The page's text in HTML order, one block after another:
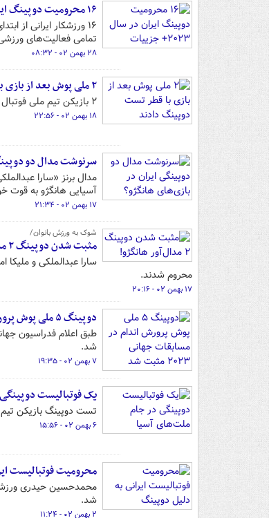
۱۶ محرومیت دوپینگ ایران در سال ۲۰۲۳+ جزییات
تمامی فعالیت‌های
۲۸ بهمن ۰۲ - ۰۸:۳۲
۲ ملی پوش بعد از بازی با قطر تست دوپینگ دادند
۲ بازیکن تیم ملی فوتبال کشورمان بعد از شکست مقابل قطر تست دوپینگ دادند.
۱۸ بهمن ۰۲ - ۲۲:۵۶
سرنوشت مدال دو
مدال برنز «سارا
آسیایی هانگژو به قوت
۱۷ بهمن ۰۲ - ۲۱:۳۴
شوک به ورزش بانوان/
مثبت شدن دوپینگ ۲ مدال‌آور هانگژو!
محروم شدند.
۱۷ بهمن ۰۲ - ۲۰:۱۶
دوپینگ ۵ ملی پوش پرورش اندام در مسابقات جهانی ۲۰۲۳ مثبت شد
شد.
۷ بهمن ۰۲ - ۱۹:۳۵
یک فوتبالیست
تست دوپینگ بازیکن
۶ بهمن ۰۲ - ۱۵:۵۶
محرومیت فوتبالیست
شد.
۲ بهمن ۰۲ - ۱۱:۲۴